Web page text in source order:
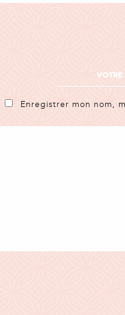
Enregistrer mon nom,